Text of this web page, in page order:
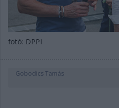
fotó: DPPI
Gobodics Tamás